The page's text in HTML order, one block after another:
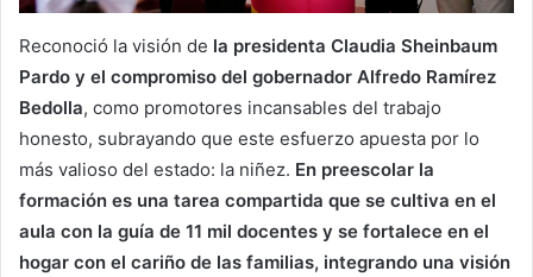
Reconoció la visión de la presidenta Claudia Sheinbaum
Pardo y el compromiso del gobernador Alfredo Ramírez
Bedolla, como promotores incansables del trabajo
honesto, subrayando que este esfuerzo apuesta por lo
más valioso del estado: la niñez. En preescolar la
formación es una tarea compartida que se cultiva en el
aula con la guía de 11 mil docentes y se fortalece en el
hogar con el cariño de las familias, integrando una visión